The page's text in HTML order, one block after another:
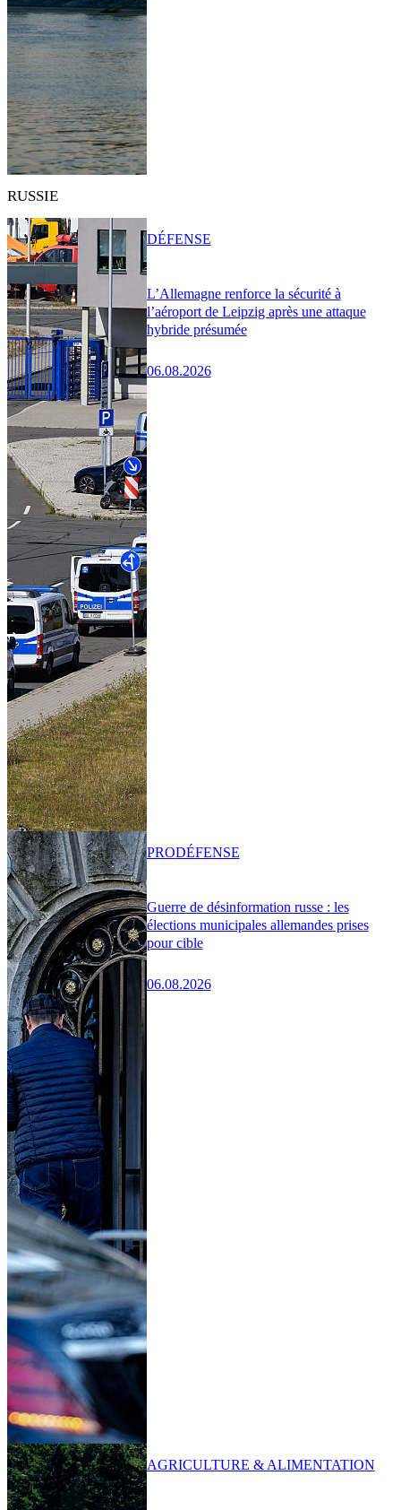
RUSSIE
L’Allemagne renforce la sécurité à
l’aéroport de Leipzig après une attaque
hybride présumée
06.08.2026
DÉFENSE
Guerre de désinformation russe : les
élections municipales allemandes prises
pour cible
06.08.2026
PRODÉFENSE
AGRICULTURE & ALIMENTATION